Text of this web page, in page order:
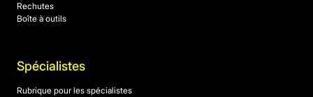
Rechutes
Boîte à outils
Spécialistes
Rubrique pour les spécialistes